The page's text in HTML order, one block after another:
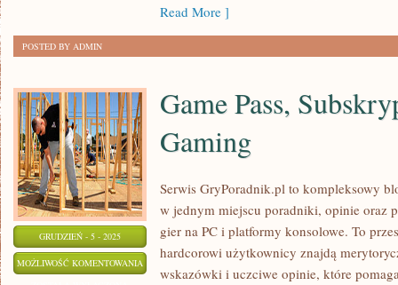
Read More ]
POSTED BY ADMIN
GRUDZIEŃ - 5 - 2025
MOŻLIWOŚĆ KOMENTOWANIA
Game Pass,
Gaming
Serwis GryPoradnik.pl to kompleksowy
w jednym miejscu poradniki, opinie oraz
gier na PC i platformy konsolowe. To
hardcorowi użytkownicy znajdą
wskazówki i uczciwe opinie, które